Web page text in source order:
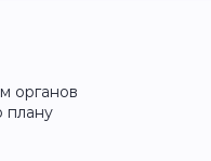
органов
плану